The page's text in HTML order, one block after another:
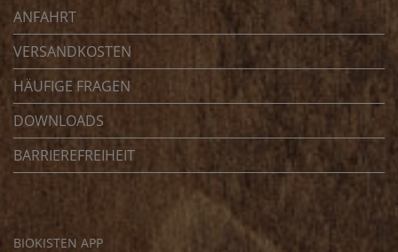
ANFAHRT
VERSANDKOSTEN
HÄUFIGE FRAGEN
DOWNLOADS
BARRIEREFREIHEIT
BIOKISTEN APP